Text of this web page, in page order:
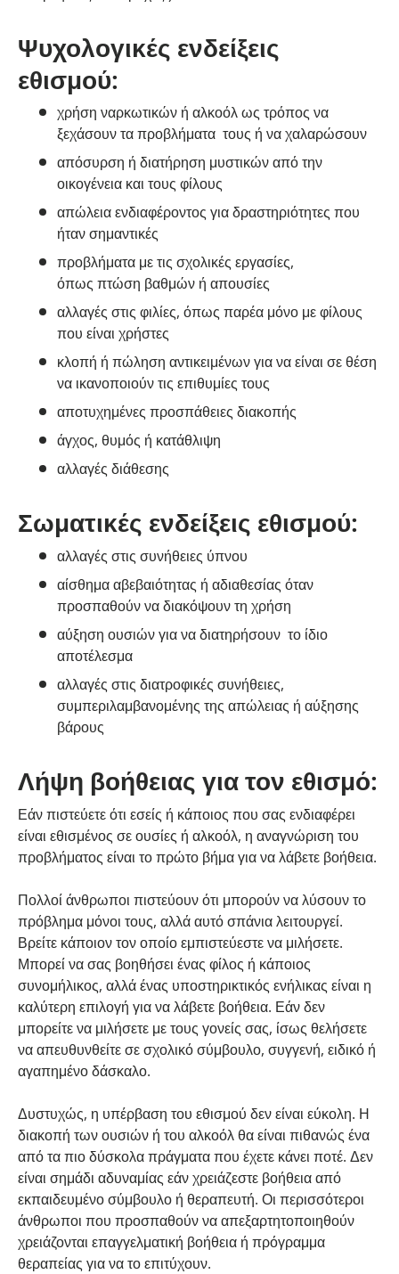
Ψυχολογικές ενδείξεις
εθισμού:
χρήση ναρκωτικών ή αλκοόλ ως τρόπος να
ξεχάσουν τα προβλήματα τους ή να χαλαρώσουν
απόσυρση ή διατήρηση μυστικών από την
οικογένεια και τους φίλους
απώλεια ενδιαφέροντος για δραστηριότητες που
ήταν σημαντικές
προβλήματα με τις σχολικές εργασίες,
όπως πτώση βαθμών ή απουσίες
αλλαγές στις φιλίες, όπως παρέα μόνο με φίλους
που είναι χρήστες
κλοπή ή πώληση αντικειμένων για να είναι σε θέση
να ικανοποιούν τις επιθυμίες τους
αποτυχημένες προσπάθειες διακοπής
άγχος, θυμός ή κατάθλιψη
αλλαγές διάθεσης
Σωματικές ενδείξεις εθισμού:
αλλαγές στις συνήθειες ύπνου
αίσθημα αβεβαιότητας ή αδιαθεσίας όταν
προσπαθούν να διακόψουν τη χρήση
αύξηση ουσιών για να διατηρήσουν το ίδιο
αποτέλεσμα
αλλαγές στις διατροφικές συνήθειες,
συμπεριλαμβανομένης της απώλειας ή αύξησης
βάρους
Λήψη βοήθειας για τον εθισμό:
Εάν πιστεύετε ότι εσείς ή κάποιος που σας ενδιαφέρει
είναι εθισμένος σε ουσίες ή αλκοόλ, η αναγνώριση του
προβλήματος είναι το πρώτο βήμα για να λάβετε βοήθεια.
Πολλοί άνθρωποι πιστεύουν ότι μπορούν να λύσουν το
πρόβλημα μόνοι τους, αλλά αυτό σπάνια λειτουργεί.
Βρείτε κάποιον τον οποίο εμπιστεύεστε να μιλήσετε.
Μπορεί να σας βοηθήσει ένας φίλος ή κάποιος
συνομήλικος, αλλά ένας υποστηρικτικός ενήλικας είναι η
καλύτερη επιλογή για να λάβετε βοήθεια. Εάν δεν
μπορείτε να μιλήσετε με τους γονείς σας, ίσως θελήσετε
να απευθυνθείτε σε σχολικό σύμβουλο, συγγενή, ειδικό ή
αγαπημένο δάσκαλο.
Δυστυχώς, η υπέρβαση του εθισμού δεν είναι εύκολη. Η
διακοπή των ουσιών ή του αλκοόλ θα είναι πιθανώς ένα
από τα πιο δύσκολα πράγματα που έχετε κάνει ποτέ. Δεν
είναι σημάδι αδυναμίας εάν χρειάζεστε βοήθεια από
εκπαιδευμένο σύμβουλο ή θεραπευτή. Οι περισσότεροι
άνθρωποι που προσπαθούν να απεξαρτητοποιηθούν
χρειάζονται επαγγελματική βοήθεια ή πρόγραμμα
θεραπείας για να το επιτύχουν.